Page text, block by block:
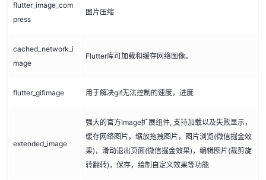
flutter_image_com
press
图片压缩
cached_network_i
mage
Flutter库可加载和缓存网络图像。
flutter_gifimage 用于解决gif无法控制的速度，进度
extended_image
强大的官方Image扩展组件, 支持加载以及失败显示，
缓存网络图片，缩放拖拽图片，图片浏览(微信掘金效
果)，滑动退出页面(微信掘金效果)，编辑图片(裁剪旋
转翻转)，保存，绘制自定义效果等功能